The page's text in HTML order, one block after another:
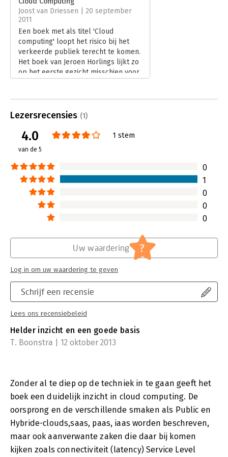
Hoofdrubriek: IT-management / ICT
Joost van Driessen | 20 september
2011
Een boek met als titel 'Cloud
computing' loopt het risico bij het
verkeerde publiek terecht te komen.
Het boek van Jeroen Horlings lijkt zo
op het eerste gezicht misschien voor
adviseur die op zoek is naar
van werken. Basiskennis van ICT is
doorgronden, maar dat is
tegenwoordig voor de gemiddelde
manager vaak niet meer zo'n groot
probleem.
Lees verder
Lezersrecensies (1)
4.0
van de 5
1 stem
0
1
0
0
0
Schrijf een recensie
Lees ons recensiebeleid
Uw waardering ?
Log in om uw waardering te geven
Helder inzicht en een goede basis
T. Boonstra | 12 oktober 2013
Zonder al te diep op de techniek in te gaan geeft het
boek een duidelijk inzicht in cloud computing. De
oorsprong en de verschillende smaken als Public en
Hybride-clouds,saas, paas, iaas worden beschreven,
maar ook aanverwante zaken die daar bij komen
kijken zoals connectiviteit (latency) Service Level